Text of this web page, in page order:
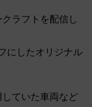
ラフトを配信し
にしたオリジナル
ていた車両など